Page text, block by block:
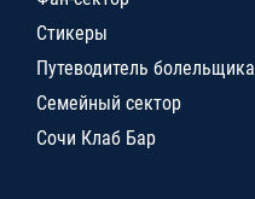
Стикеры
Путеводитель болельщика
Семейный сектор
Сочи Клаб Бар